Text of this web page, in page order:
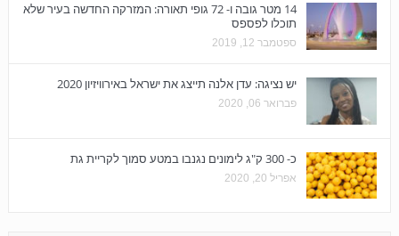
14 מטר גובה ו- 72 גופי תאורה: המזרקה החדשה בעיר שלא
תוכלו לפספס
ספטמבר 12, 2019
יש נציגה: עדן אלנה תייצג את ישראל באירוויזיון 2020
פברואר 06, 2020
כ- 300 ק"ג לימונים נגנבו במטע סמוך לקריית גת
אפריל 20, 2020